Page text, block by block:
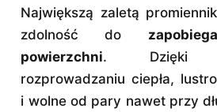
Największą zaletą
zdolność do
powierzchni. Dzięki
rozprowadzaniu ciepła,
i wolne od pary nawet przy